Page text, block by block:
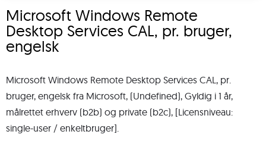
Microsoft Windows Remote
Desktop Services CAL, pr. bruger,
engelsk
Microsoft Windows Remote Desktop Services CAL, pr.
bruger, engelsk fra Microsoft, (Undefined), Gyldig i 1 år,
målrettet erhverv (b2b) og private (b2c), [Licensniveau:
single-user / enkeltbruger].